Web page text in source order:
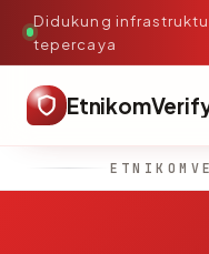
Didukung
tepercaya